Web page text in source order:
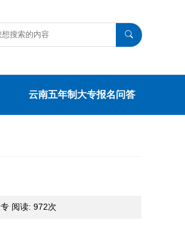
云南五年制大专报名问答
阅读: 972次